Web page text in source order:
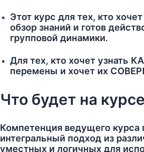
Этот курс для тех, кто
обзор знаний и готов
групповой динамики.
Для тех, кто хочет узнать
перемены и хочет их
Что будет на
Компетенция ведущего курса
интегральный подход из
уместных и логичных для